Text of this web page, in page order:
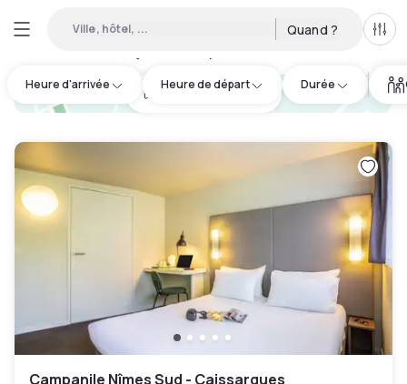
Ville, hôtel, ... Quand ?
Heure d'arrivée Heure de départ Durée
hotel.cta.view_map
Campanile Nîmes Sud - Caissargues